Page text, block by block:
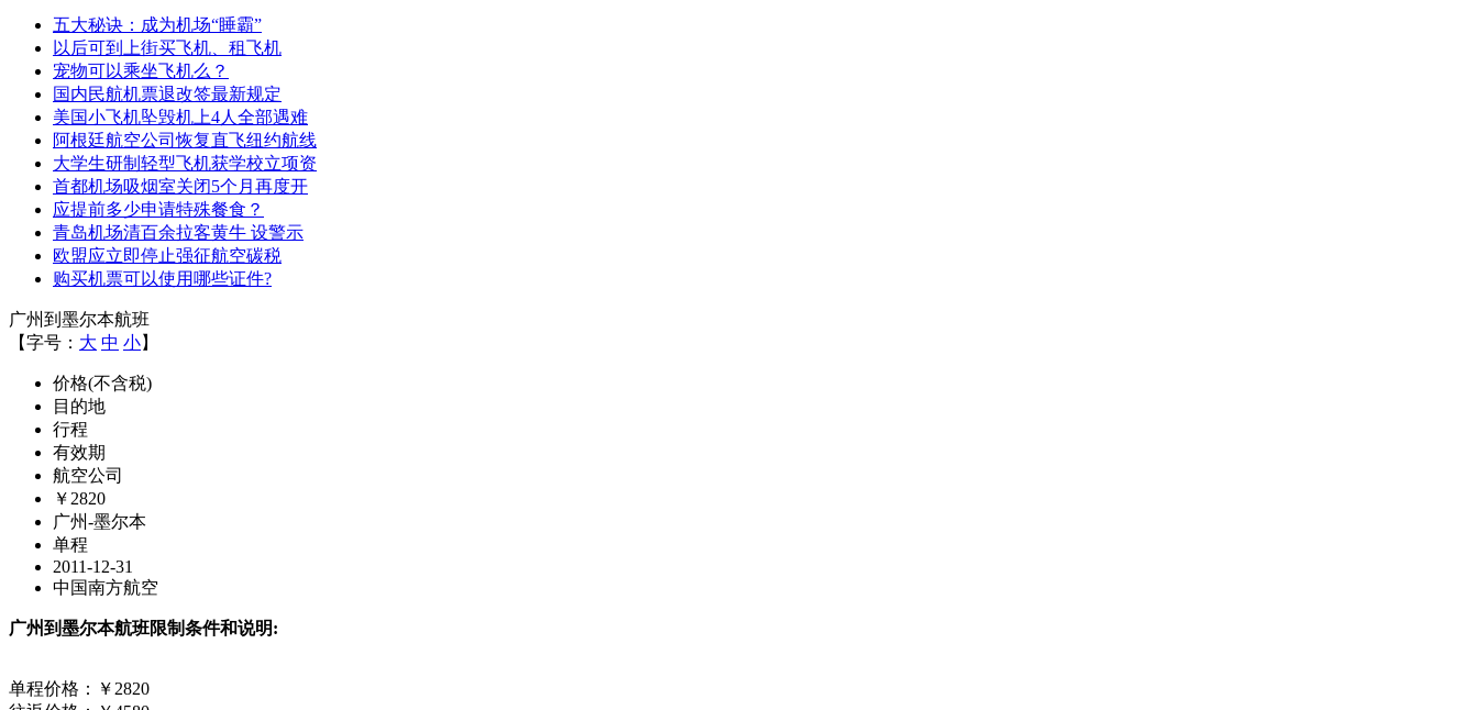
五大秘诀：成为机场“睡霸”
以后可到上街买飞机、租飞机
宠物可以乘坐飞机么？
国内民航机票退改签最新规定
美国小飞机坠毁机上4人全部遇难
阿根廷航空公司恢复直飞纽约航线
大学生研制轻型飞机获学校立项资
首都机场吸烟室关闭5个月再度开
应提前多少申请特殊餐食？
青岛机场清百余拉客黄牛 设警示
欧盟应立即停止强征航空碳税
购买机票可以使用哪些证件?
广州到墨尔本航班
【字号： 大 中 小】
价格(不含税)
目的地
行程
有效期
航空公司
￥2820
广州-墨尔本
单程
2011-12-31
中国南方航空
广州到墨尔本航班限制条件和说明:
单程价格：￥2820